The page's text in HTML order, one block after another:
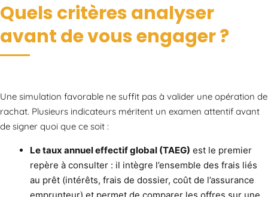
Quels critères analyser
avant de vous engager ?
Une simulation favorable ne suffit pas à valider une opération de
rachat. Plusieurs indicateurs méritent un examen attentif avant
de signer quoi que ce soit :
Le taux annuel effectif global (TAEG) est le premier
repère à consulter : il intègre l’ensemble des frais liés
au prêt (intérêts, frais de dossier, coût de l’assurance